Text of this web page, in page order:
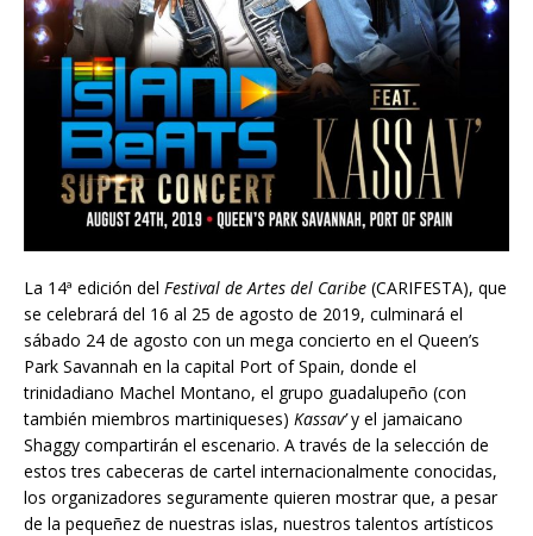
La 14ª edición del Festival de Artes del Caribe (CARIFESTA), que
se celebrará del 16 al 25 de agosto de 2019, culminará el
sábado 24 de agosto con un mega concierto en el Queen’s
Park Savannah en la capital Port of Spain, donde el
trinidadiano Machel Montano, el grupo guadalupeño (con
también miembros martiniqueses) Kassav’y el jamaicano
Shaggy compartirán el escenario. A través de la selección de
estos tres cabeceras de cartel internacionalmente conocidas,
los organizadores seguramente quieren mostrar que, a pesar
de la pequeñez de nuestras islas, nuestros talentos artísticos